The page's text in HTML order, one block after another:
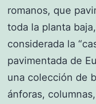
romanos, que
toda la planta
considerada la
pavimentada de
una colección de
ánforas,